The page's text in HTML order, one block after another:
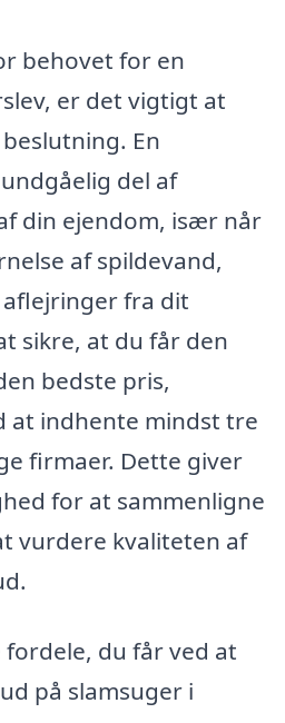
behovet for en
er det vigtigt at
En
del af
din ejendom, især når
af spildevand,
fra dit
sikre, at du får den
bedste pris,
at indhente mindst tre
firmaer. Dette giver
for at sammenligne
vurdere kvaliteten af
du får ved at
på slamsuger i